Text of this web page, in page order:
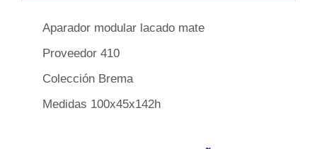
Aparador modular lacado mate
Proveedor 410
Colección Brema
Medidas 100x45x142h